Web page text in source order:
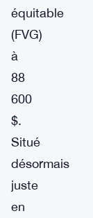
équitable
(FVG)
à
88
600
$.
Situé
désormais
juste
en